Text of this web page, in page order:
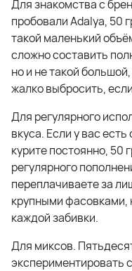
Для знакомства с
пробовали Adalya, 50
такой маленький
сложно составить
но и не такой
жалко выбросить,
Для регулярного
вкуса. Если у вас
курите постоянно,
регулярного
переплачиваете за
крупными фасовками,
каждой забивки.
Для миксов.
экспериментировать